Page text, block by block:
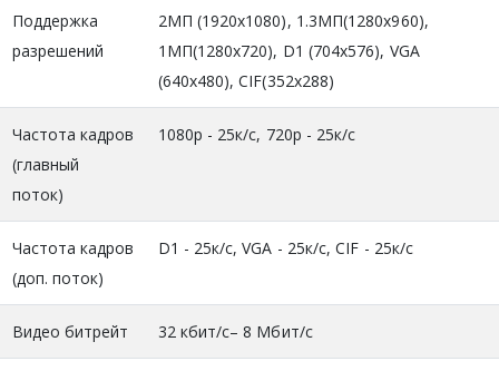
Поддержка
разрешений
2МП (1920x1080), 1.3MП(1280x960),
1МП(1280x720), D1 (704x576), VGA
(640x480), CIF(352x288)
Частота кадров
(главный
поток)
1080р - 25к/с, 720р - 25к/с
Частота кадров
(доп. поток)
D1 - 25к/c, VGA - 25к/с, CIF - 25к/с
Видео битрейт 32 кбит/с– 8 Мбит/с